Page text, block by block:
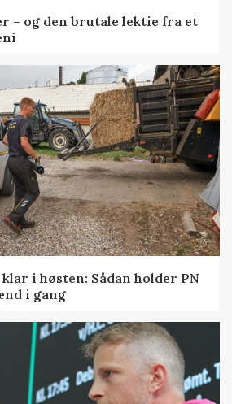
– og den brutale lektie fra et
i høsten: Sådan holder PN
i gang